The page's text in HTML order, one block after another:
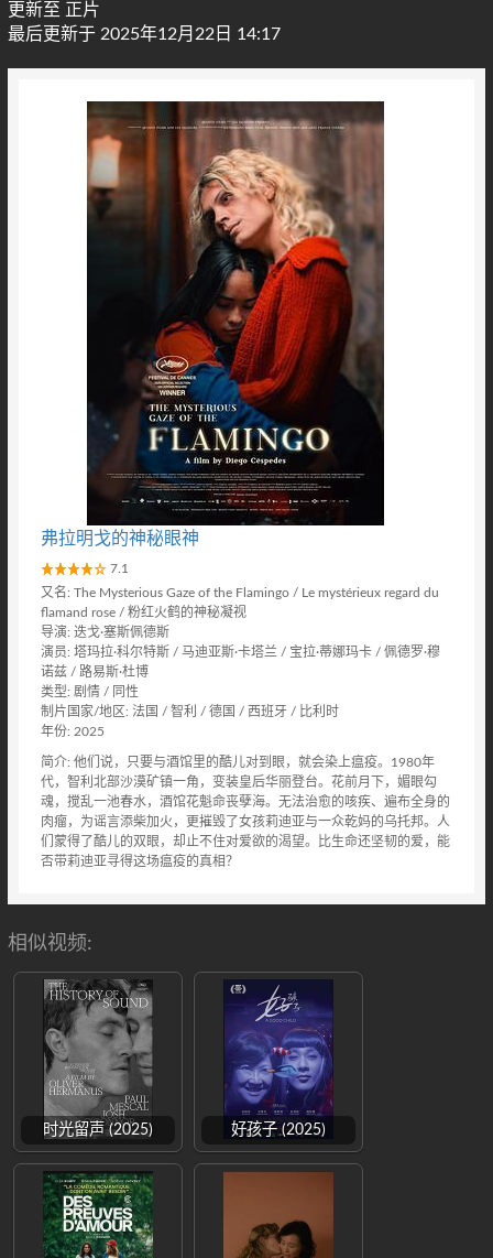
更新至 正片
最后更新于 2025年12月22日 14:17
弗拉明戈的神秘眼神
7.1
又名: The Mysterious Gaze of the Flamingo / Le mystérieux regard du
flamand rose / 粉红火鹤的神秘凝视
导演: 迭戈·塞斯佩德斯
演员: 塔玛拉·科尔特斯 / 马迪亚斯·卡塔兰 / 宝拉·蒂娜玛卡 / 佩德罗·穆
诺兹 / 路易斯·杜博
类型: 剧情 / 同性
制片国家/地区: 法国 / 智利 / 德国 / 西班牙 / 比利时
年份: 2025
简介: 他们说，只要与酒馆里的酷儿对到眼，就会染上瘟疫。1980年
代，智利北部沙漠矿镇一角，变装皇后华丽登台。花前月下，媚眼勾
魂，搅乱一池春水，酒馆花魁命丧孽海。无法治愈的咳疾、遍布全身的
肉瘤，为谣言添柴加火，更摧毁了女孩莉迪亚与一众乾妈的乌托邦。人
们蒙得了酷儿的双眼，却止不住对爱欲的渴望。比生命还坚韧的爱，能
否带莉迪亚寻得这场瘟疫的真相？
相似视频:
时光留声 (2025) 好孩子 (2025)